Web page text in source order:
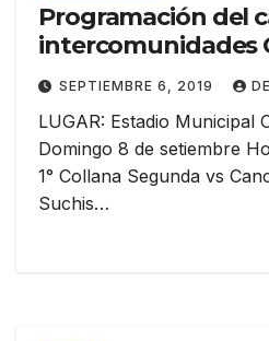
Programación del
intercomunidades
SEPTIEMBRE 6, 2019
LUGAR: Estadio Municipal
Domingo 8 de setiembre
1° Collana Segunda vs
Suchis…